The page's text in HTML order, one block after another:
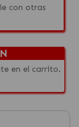
con otras
en el carrito.